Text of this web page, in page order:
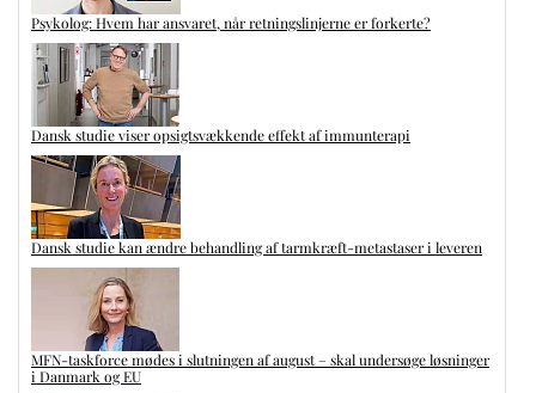
Psykolog: Hvem har ansvaret, når retningslinjerne er forkerte?
Dansk studie viser opsigtsvækkende effekt af immunterapi
Dansk studie kan ændre behandling af tarmkræft-metastaser i leveren
MFN-taskforce mødes i slutningen af august – skal undersøge løsninger
i Danmark og EU